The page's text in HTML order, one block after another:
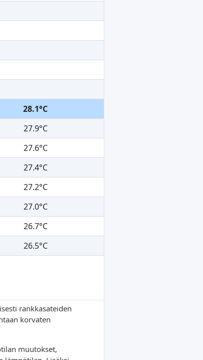
28.1°C
27.9°C
27.6°C
27.4°C
27.2°C
27.0°C
26.7°C
26.5°C
rankkasateiden
korvaten
muutokset,